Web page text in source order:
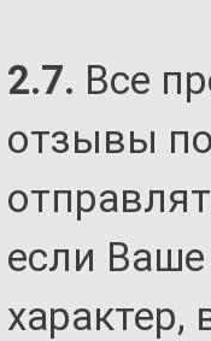
2.7. Все
отзывы
если